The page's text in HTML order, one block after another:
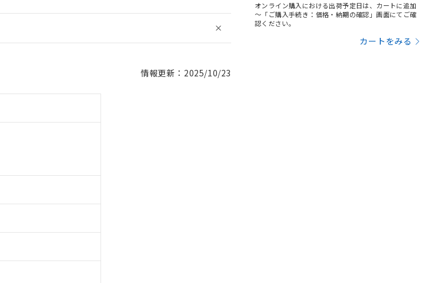
情報更新：2025/10/23
オンライン購入における出荷予定日は、カートに追加
～「ご購入手続き：価格・納期の確認」画面にてご確
認ください。
カートをみる